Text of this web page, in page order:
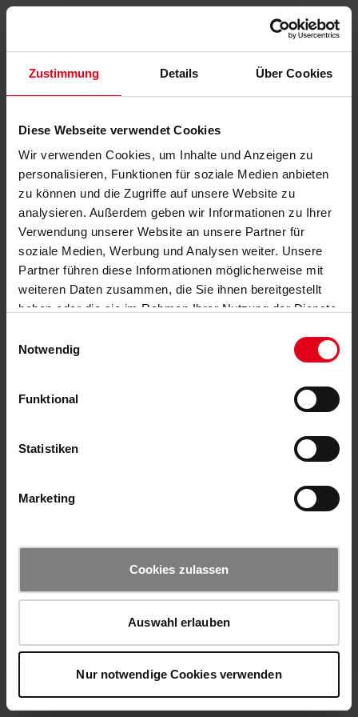
Zustimmung Details Über Cookies
Diese Webseite verwendet Cookies
Wir verwenden Cookies, um Inhalte und Anzeigen zu
personalisieren, Funktionen für soziale Medien anbieten
zu können und die Zugriffe auf unsere Website zu
analysieren. Außerdem geben wir Informationen zu Ihrer
Verwendung unserer Website an unsere Partner für
soziale Medien, Werbung und Analysen weiter. Unsere
Partner führen diese Informationen möglicherweise mit
weiteren Daten zusammen, die Sie ihnen bereitgestellt
haben oder die sie im Rahmen Ihrer Nutzung der Dienste
Notwendig
Funktional
Statistiken
Marketing
Cookies zulassen
Auswahl erlauben
Nur notwendige Cookies verwenden